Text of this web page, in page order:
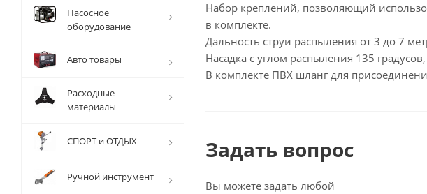
Набор креплений, позволяющий
в комплекте.
Дальность струи распыления от 3 до 7
Насадка с углом распыления 135
В комплекте ПВХ шланг для
Задать вопрос
Вы можете задать любой
Насосное
оборудование
Авто товары
Расходные
материалы
СПОРТ и ОТДЫХ
Ручной инструмент